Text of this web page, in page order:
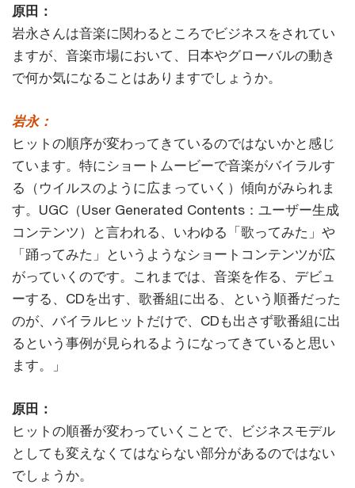
原田：
岩永さんは音楽に関わるところでビジネスをされてい
ますが、音楽市場において、日本やグローバルの動き
で何か気になることはありますでしょうか。
岩永：
ヒットの順序が変わってきているのではないかと感じ
ています。特にショートムービーで音楽がバイラルす
る（ウイルスのように広まっていく）傾向がみられま
す。UGC（User Generated Contents：ユーザー生成
コンテンツ）と言われる、いわゆる「歌ってみた」や
「踊ってみた」というようなショートコンテンツが広
がっていくのです。これまでは、音楽を作る、デビュ
ーする、CDを出す、歌番組に出る、という順番だった
のが、バイラルヒットだけで、CDも出さず歌番組に出
るという事例が見られるようになってきていると思い
ます。」
原田：
ヒットの順番が変わっていくことで、ビジネスモデル
としても変えなくてはならない部分があるのではない
でしょうか。